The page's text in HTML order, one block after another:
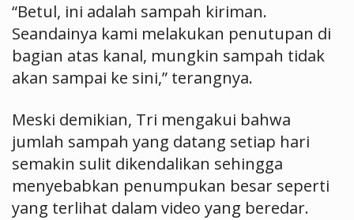
“Betul, ini adalah sampah kiriman.
Seandainya kami melakukan penutupan di
bagian atas kanal, mungkin sampah tidak
akan sampai ke sini,” terangnya.
Meski demikian, Tri mengakui bahwa
jumlah sampah yang datang setiap hari
semakin sulit dikendalikan sehingga
menyebabkan penumpukan besar seperti
yang terlihat dalam video yang beredar.